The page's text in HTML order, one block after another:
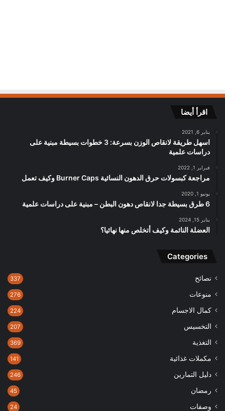
اقرأ أيضا
يناير 6, 2021
اسهل طريقة لانقاص الوزن بسرعة: 3 خطوات بسيطة مبنية على
دراسات علمية
فبراير 1, 2022
مراجعة كبسولات حرق الدهون النسائية Burner Caps وكيف تعمل
يونيو 1, 2020
6 طرق بسيطة جدا لانقاص دهون البطن – مبنية على دراسات علمية
يناير 15, 2024
العضلة النائمة وكيف أتخلص منها نهائيا؟
Categories
نصائح 337
منوعات 276
كمال الاجسام 224
التخسيس 207
التغذية 369
مكملات غذائية 141
دليل التمارين 246
رمضان 45
وصفات 24